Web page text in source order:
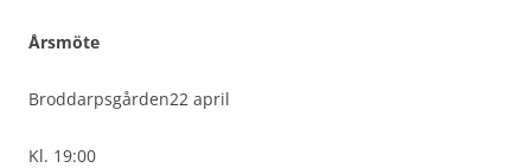
Årsmöte
Broddarpsgården22 april
Kl. 19:00